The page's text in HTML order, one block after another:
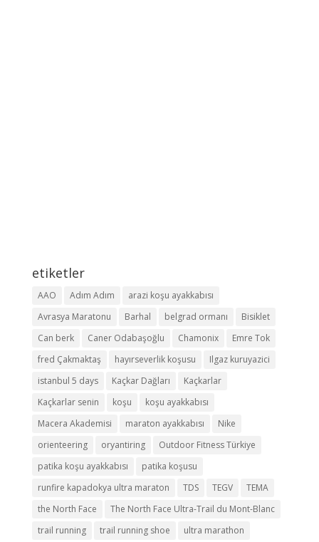
etiketler
AAO Adım Adım
arazi koşu ayakkabısı
Avrasya Maratonu
Barhal belgrad ormanı
Bisiklet
Can berk
Caner Odabaşoğlu Chamonix
Emre Tok
fred Çakmaktaş
hayırseverlik koşusu
Ilgaz kuruyazici
istanbul 5 days
Kaçkar Dağları
Kaçkarlar
Kaçkarlar senin
koşu
koşu ayakkabısı
Macera Akademisi
maraton ayakkabısı
Nike
orienteering
oryantiring
Outdoor Fitness Türkiye
patika koşu ayakkabısı
patika koşusu
runfire kapadokya ultra maraton
TDS TEGV
TEMA
the North Face
The North Face Ultra-Trail du Mont-Blanc
trail running
trail running shoe ultra marathon